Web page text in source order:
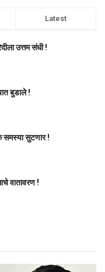
Latest
उत्तम संधी !
बुडाले !
समस्या सुटणार !
वातावरण !